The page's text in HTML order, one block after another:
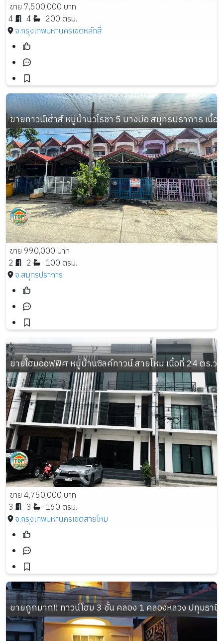
ขาย 7,500,000 บาท
4
4
200 ตรม.
จ.กรุงเทพมหานครเขตหลักสี่
ขายทาวน์เฮ้าส์ หมู่บ้านวโรชา 5 บางบ่อ สมุทรปราการ เนื้
ขาย 990,000 บาท
2
2
100 ตรม.
จ.สมุทรปราการ
ขายโฮมออฟฟิศ หมู่บ้านซิลค์ทาวน์ สายไหม เนื้อที่ 24 ตร.ว.
ขาย 4,750,000 บาท
3
3
160 ตรม.
จ.กรุงเทพมหานครเขตสายไหม
ขายถูกมาก!! ทาวน์โฮม 3 ชั้น คลอง 1 คลองหลวง ปทุมธานี